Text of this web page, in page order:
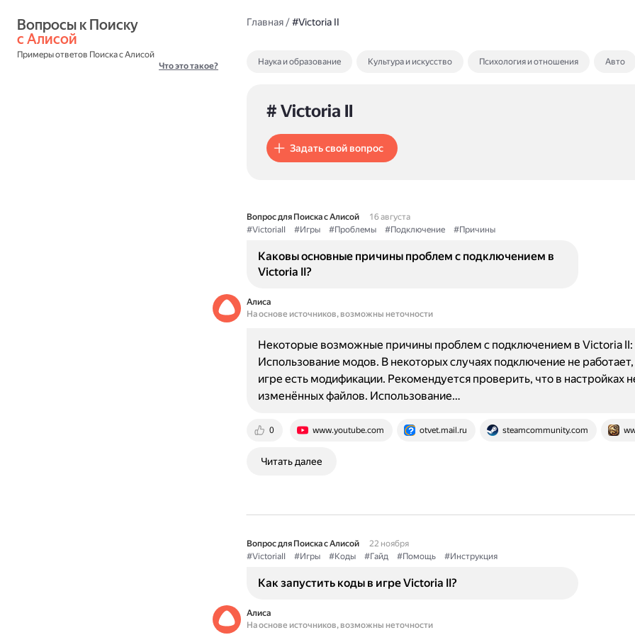
с Алисой
Примеры ответов Поиска с Алисой
Что это такое?
Главная/#Victoria II
Наука и образование Культура и искусство Психология и отношения Авто
# Victoria II
Задать свой вопрос
Вопрос для Поиска с Алисой
16 августа
#VictoriaII
#Игры #Проблемы #Подключение #Причины
Каковы основные причины проблем с подключением в
Victoria II?
Алиса
На основе источников, возможны неточности
0 www.youtube.com otvet.mail.ru steamcommunity.com
Некоторые возможные причины проблем с подключением в Victoria II:
Использование модов. В некоторых случаях подключение не работает,
игре есть модификации. Рекомендуется проверить, что в настройках
изменённых файлов. Использование…
Читать далее
Вопрос для Поиска с Алисой
22 ноября
#VictoriaII
#Игры #Коды #Гайд #Помощь #Инструкция
Как запустить коды в игре Victoria II?
Алиса
На основе источников, возможны неточности